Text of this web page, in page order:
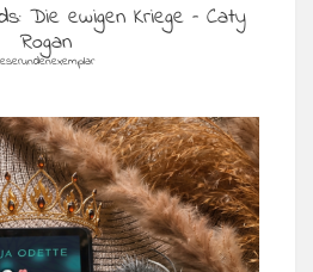
Die ewigen Kriege – Caty
Rogan